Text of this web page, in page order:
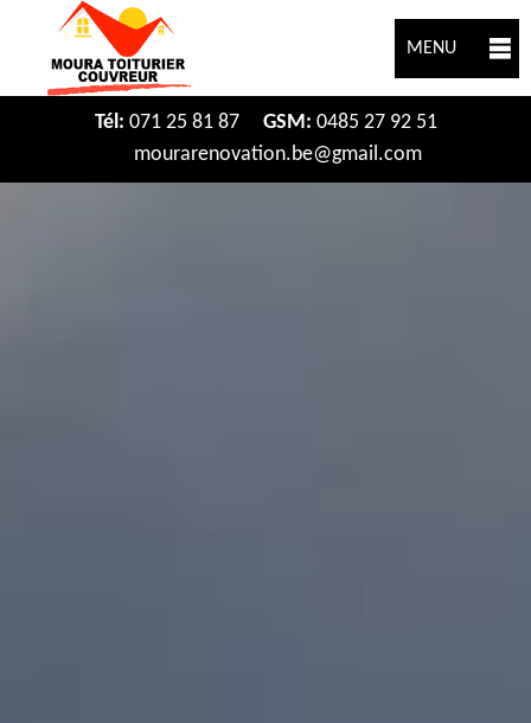
MENU
Tél: 071 25 81 87 GSM: 0485 27 92 51
mourarenovation.be@gmail.com